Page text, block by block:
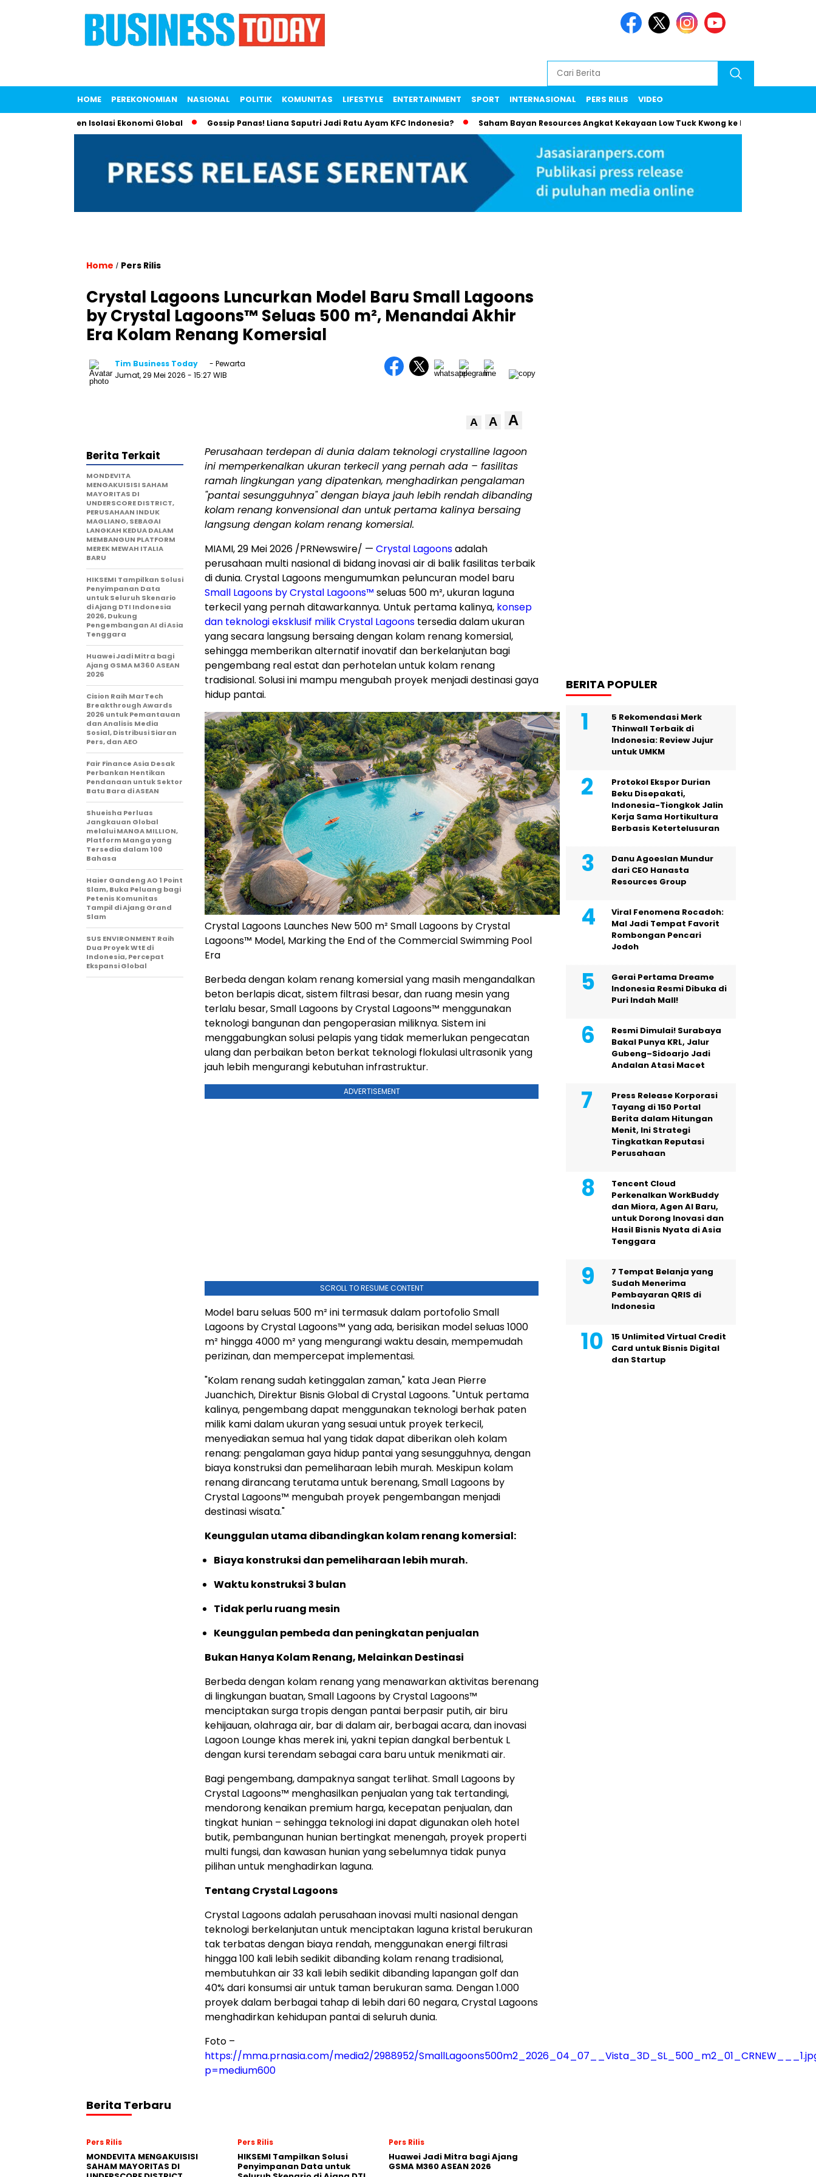
HOME PEREKONOMIAN NASIONAL POLITIK KOMUNITAS LIFESTYLE ENTERTAINMENT SPORT INTERNASIONAL PERS RILIS VIDEO
Lawan Tren Isolasi Ekonomi Global Gossip Panas! Liana Saputri Jadi Ratu Ayam KFC Indonesia? Saham Bayan Resources Angkat Kekayaan Low Tuck Kwong ke Rekor Baru
Home / Pers Rilis
Crystal Lagoons Luncurkan Model Baru Small Lagoons
by Crystal Lagoons™ Seluas 500 m², Menandai Akhir
Era Kolam Renang Komersial
Tim Business Today
- Pewarta
Jumat, 29 Mei 2026 - 15:27 WIB
A A A
Perusahaan terdepan di dunia dalam teknologi crystalline lagoon
ini memperkenalkan ukuran terkecil yang pernah ada – fasilitas
ramah lingkungan yang dipatenkan, menghadirkan pengalaman
"pantai sesungguhnya" dengan biaya jauh lebih rendah dibanding
kolam renang konvensional dan untuk pertama kalinya bersaing
langsung dengan kolam renang komersial.
MIAMI,29 Mei 2026 /PRNewswire/ — Crystal Lagoonsadalah
perusahaan multi nasional di bidang inovasi air di balik fasilitas terbaik
di dunia. Crystal Lagoons mengumumkan peluncuran model baru
Small Lagoons by Crystal Lagoons™ seluas 500 m², ukuran laguna
terkecil yang pernah ditawarkannya. Untuk pertama kalinya, konsep
dan teknologi eksklusif milik Crystal Lagoons tersedia dalam ukuran
yang secara langsung bersaing dengan kolam renang komersial,
sehingga memberikan alternatif inovatif dan berkelanjutan bagi
pengembang real estat dan perhotelan untuk kolam renang
tradisional. Solusi ini mampu mengubah proyek menjadi destinasi gaya
hidup pantai.
Crystal Lagoons Launches New 500 m² Small Lagoons by Crystal
Lagoons™ Model, Marking the End of the Commercial Swimming Pool
Era
Berbeda dengan kolam renang komersial yang masih mengandalkan
beton berlapis dicat, sistem filtrasi besar, dan ruang mesin yang
terlalu besar, Small Lagoons by Crystal Lagoons™ menggunakan
teknologi bangunan dan pengoperasian miliknya. Sistem ini
menggabungkan solusi pelapis yang tidak memerlukan pengecatan
ulang dan perbaikan beton berkat teknologi flokulasi ultrasonik yang
jauh lebih mengurangi kebutuhan infrastruktur.
ADVERTISEMENT
SCROLL TO RESUME CONTENT
Model baru seluas 500 m² ini termasuk dalam portofolio Small
Lagoons by Crystal Lagoons™ yang ada, berisikan model seluas 1000
m² hingga 4000 m² yang mengurangi waktu desain, mempemudah
perizinan, dan mempercepat implementasi.
"Kolam renang sudah ketinggalan zaman," kata Jean Pierre
Juanchich, Direktur Bisnis Global di Crystal Lagoons. "Untuk pertama
kalinya, pengembang dapat menggunakan teknologi berhak paten
milik kami dalam ukuran yang sesuai untuk proyek terkecil,
menyediakan semua hal yang tidak dapat diberikan oleh kolam
renang: pengalaman gaya hidup pantai yang sesungguhnya, dengan
biaya konstruksi dan pemeliharaan lebih murah. Meskipun kolam
renang dirancang terutama untuk berenang, Small Lagoons by
Crystal Lagoons™ mengubah proyek pengembangan menjadi
destinasi wisata."
Keunggulan utama dibandingkan kolam renang komersial:
Biaya konstruksi dan pemeliharaan lebih murah.
Waktu konstruksi 3 bulan
Tidak perlu ruang mesin
Keunggulan pembeda dan peningkatan penjualan
Bukan Hanya Kolam Renang, Melainkan Destinasi
Berbeda dengan kolam renang yang menawarkan aktivitas berenang
di lingkungan buatan, Small Lagoons by Crystal Lagoons™
menciptakan surga tropis dengan pantai berpasir putih, air biru
kehijauan, olahraga air, bar di dalam air, berbagai acara, dan inovasi
Lagoon Lounge khas merek ini, yakni tepian dangkal berbentuk L
dengan kursi terendam sebagai cara baru untuk menikmati air.
Bagi pengembang, dampaknya sangat terlihat. Small Lagoons by
Crystal Lagoons™ menghasilkan penjualan yang tak tertandingi,
mendorong kenaikan premium harga, kecepatan penjualan, dan
tingkat hunian – sehingga teknologi ini dapat digunakan oleh hotel
butik, pembangunan hunian bertingkat menengah, proyek properti
multi fungsi, dan kawasan hunian yang sebelumnya tidak punya
pilihan untuk menghadirkan laguna.
Tentang Crystal Lagoons
Crystal Lagoons adalah perusahaan inovasi multi nasional dengan
teknologi berkelanjutan untuk menciptakan laguna kristal berukuran
tak terbatas dengan biaya rendah, menggunakan energi filtrasi
hingga 100 kali lebih sedikit dibanding kolam renang tradisional,
membutuhkan air 33 kali lebih sedikit dibanding lapangan golf dan
40% dari konsumsi air untuk taman berukuran sama. Dengan 1.000
proyek dalam berbagai tahap di lebih dari 60 negara, Crystal Lagoons
menghadirkan kehidupan pantai di seluruh dunia.
Foto –
https://mma.prnasia.com/media2/2988952/
p=medium600
Berita Terkait
MONDEVITA
MENGAKUISISI SAHAM
MAYORITAS DI
UNDERSCORE DISTRICT,
PERUSAHAAN INDUK
MAGLIANO, SEBAGAI
LANGKAH KEDUA DALAM
MEMBANGUN PLATFORM
MEREK MEWAH ITALIA
BARU
HIKSEMI Tampilkan Solusi
Penyimpanan Data
untuk Seluruh Skenario
di Ajang DTI Indonesia
2026, Dukung
Pengembangan AI di Asia
Tenggara
Huawei Jadi Mitra bagi
Ajang GSMA M360 ASEAN
2026
Cision Raih MarTech
Breakthrough Awards
2026 untuk Pemantauan
dan Analisis Media
Sosial, Distribusi Siaran
Pers, dan AEO
Fair Finance Asia Desak
Perbankan Hentikan
Pendanaan untuk Sektor
Batu Bara di ASEAN
Shueisha Perluas
Jangkauan Global
melalui MANGA MILLION,
Platform Manga yang
Tersedia dalam 100
Bahasa
Haier Gandeng AO 1 Point
Slam, Buka Peluang bagi
Petenis Komunitas
Tampil di Ajang Grand
Slam
SUS ENVIRONMENT Raih
Dua Proyek WtE di
Indonesia, Percepat
Ekspansi Global
Berita Terbaru
Pers Rilis
MONDEVITA MENGAKUISISI
SAHAM MAYORITAS DI
Pers Rilis
HIKSEMI Tampilkan Solusi
Penyimpanan Data untuk
Pers Rilis
Huawei Jadi Mitra bagi Ajang
GSMA M360 ASEAN 2026
BERITA POPULER
5 Rekomendasi Merk
Thinwall Terbaik di
Indonesia: Review Jujur
untuk UMKM
Protokol Ekspor Durian
Beku Disepakati,
Indonesia-Tiongkok Jalin
Kerja Sama Hortikultura
Berbasis Ketertelusuran
Danu Agoeslan Mundur
dari CEO Hanasta
Resources Group
Viral Fenomena Rocadoh:
Mal Jadi Tempat Favorit
Rombongan Pencari
Jodoh
Gerai Pertama Dreame
Indonesia Resmi Dibuka di
Puri Indah Mall!
Resmi Dimulai! Surabaya
Bakal Punya KRL, Jalur
Gubeng–Sidoarjo Jadi
Andalan Atasi Macet
Press Release Korporasi
Tayang di 150 Portal
Berita dalam Hitungan
Menit, Ini Strategi
Tingkatkan Reputasi
Perusahaan
Tencent Cloud
Perkenalkan WorkBuddy
dan Miora, Agen AI Baru,
untuk Dorong Inovasi dan
Hasil Bisnis Nyata di Asia
Tenggara
7 Tempat Belanja yang
Sudah Menerima
Pembayaran QRIS di
Indonesia
15 Unlimited Virtual Credit
Card untuk Bisnis Digital
dan Startup